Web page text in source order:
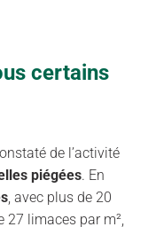
certains
de l’activité
piégées. En
, avec plus de 20
27 limaces par m²,